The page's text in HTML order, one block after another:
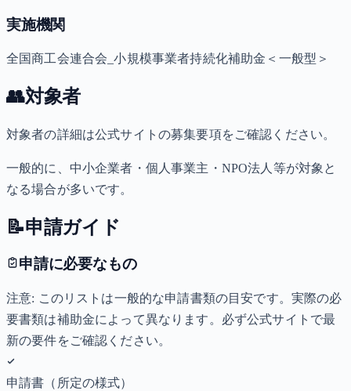
実施機関
全国商工会連合会_小規模事業者持続化補助金＜一般型＞
👥対象者
対象者の詳細は公式サイトの募集要項をご確認ください。
一般的に、中小企業者・個人事業主・NPO法人等が対象と
なる場合が多いです。
📝申請ガイド
申請に必要なもの
注意: このリストは一般的な申請書類の目安です。実際の必
要書類は補助金によって異なります。必ず公式サイトで最
新の要件をご確認ください。
申請書（所定の様式）